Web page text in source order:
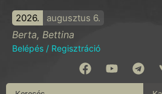
2026. augusztus 6.
Berta, Bettina
Belépés / Regisztráció